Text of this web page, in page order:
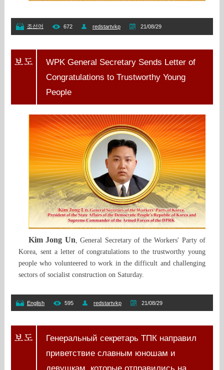
조선어 672 redstartvkp 21/08/29
WPK General Secretary Sends Letter of
Congratulations to Trustworthy Young
People
Kim Jong Un, General Secretary of the Workers' Party of
Korea, sent a letter of congratulations to the trustworthy young
people who volunteered to work in the difficult and challenging
sectors of socialist construction on Saturday.
English 595 redstartvkp 21/08/29
Генеральный секретарь ТПК направил
приветствие славным юношам и